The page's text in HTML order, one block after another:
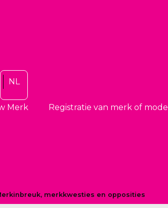
NL
Merk Registratie van merk of model
merkkwesties en opposities